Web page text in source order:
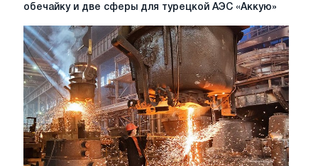
уникальную
обечайку
и
две
сферы
для
турецкой
АЭС
«Аккую»
обечайку и две сферы для турецкой АЭС «Аккую»